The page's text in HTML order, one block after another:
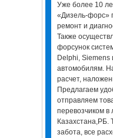
Уже более 10
«Дизель-форс»
ремонт и
Также
форсунок
Delphi, Siemens
автомобилям.
расчет,
Предлагаем
отправляем
перевозчиком в
Казахстана,РБ.
забота, все